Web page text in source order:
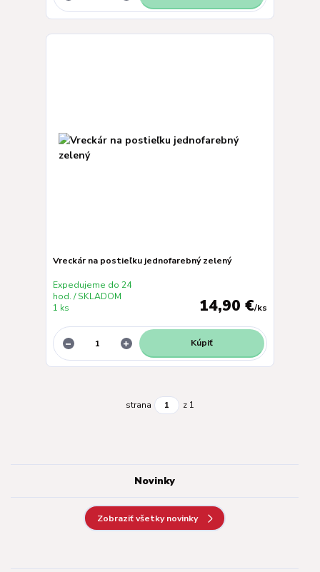
Vreckár na postieľku jednofarebný zelený
14,90 €/ks
Expedujeme do 24
hod. / SKLADOM
1 ks
Kúpiť
strana z 1
Novinky
Zobraziť všetky novinky